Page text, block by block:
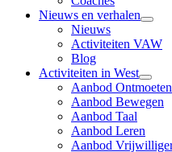
Nieuws en verhalen
Nieuws
Activiteiten VAW
Blog
Activiteiten in West
Aanbod Ontmoeten
Aanbod Bewegen
Aanbod Taal
Aanbod Leren
Aanbod